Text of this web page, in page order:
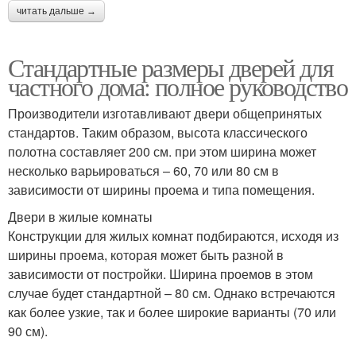
читать дальше →
Стандартные размеры дверей для
частного дома: полное руководство
Производители изготавливают двери общепринятых
стандартов. Таким образом, высота классического
полотна составляет 200 см. при этом ширина может
несколько варьироваться – 60, 70 или 80 см в
зависимости от ширины проема и типа помещения.
Двери в жилые комнаты
Конструкции для жилых комнат подбираются, исходя из
ширины проема, которая может быть разной в
зависимости от постройки. Ширина проемов в этом
случае будет стандартной – 80 см. Однако встречаются
как более узкие, так и более широкие варианты (70 или
90 см).